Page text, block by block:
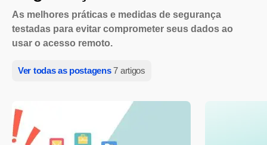
As melhores práticas e medidas de segurança
testadas para evitar comprometer seus dados ao
usar o acesso remoto.
Ver todas as postagens 7 artigos